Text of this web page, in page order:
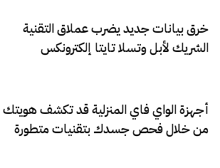
خرق بيانات جديد يضرب عملاق التقنية
الشريك لأبل وتسلا تايتا إلكترونكس
أجهزة الواي فاي المنزلية قد تكشف هويتك
من خلال فحص جسدك بتقنيات متطورة